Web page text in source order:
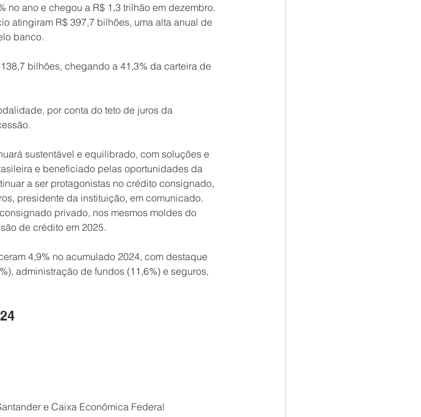
no ano e chegou a R$ 1,3 trilhão em dezembro.
atingiram R$ 397,7 bilhões, uma alta anual de
banco.
bilhões, chegando a 41,3% da carteira de
por conta do teto de juros da
sustentável e equilibrado, com soluções e
e beneficiado pelas oportunidades da
a ser protagonistas no crédito consignado,
presidente da instituição, em comunicado.
privado, nos mesmos moldes do
de crédito em 2025.
4,9% no acumulado 2024, com destaque
administração de fundos (11,6%) e seguros,
e Caixa Econômica Federal